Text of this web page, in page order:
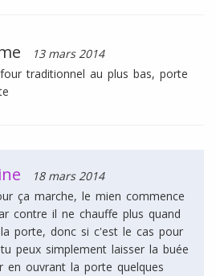
13 mars 2014
traditionnel au plus bas, porte
18 mars 2014
ça marche, le mien commence
contre il ne chauffe plus quand
porte, donc si c'est le cas pour
peux simplement laisser la buée
en ouvrant la porte quelques